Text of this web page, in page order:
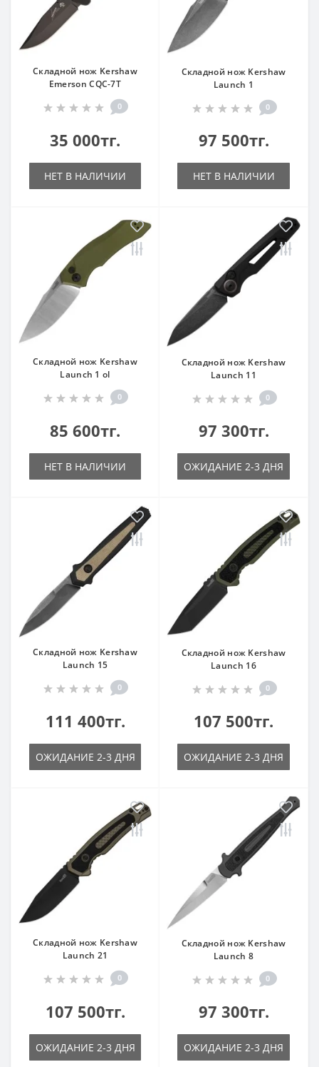
Складной нож Kershaw
Emerson CQC-7T
0
35 000тг.
НЕТ В НАЛИЧИИ
Складной нож Kershaw
Launch 1
0
97 500тг.
НЕТ В НАЛИЧИИ
Складной нож Kershaw
Launch 1 ol
0
85 600тг.
НЕТ В НАЛИЧИИ
Складной нож Kershaw
Launch 11
0
97 300тг.
ОЖИДАНИЕ 2-3 ДНЯ
Складной нож Kershaw
Launch 15
0
111 400тг.
ОЖИДАНИЕ 2-3 ДНЯ
Складной нож Kershaw
Launch 16
0
107 500тг.
ОЖИДАНИЕ 2-3 ДНЯ
Складной нож Kershaw
Launch 21
0
107 500тг.
ОЖИДАНИЕ 2-3 ДНЯ
Складной нож Kershaw
Launch 8
0
97 300тг.
ОЖИДАНИЕ 2-3 ДНЯ